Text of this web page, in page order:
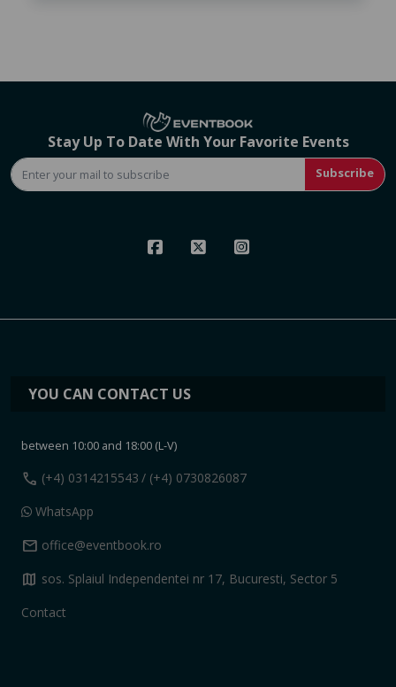
Stay Up To Date With Your Favorite Events
Subscribe
YOU CAN CONTACT US
between 10:00 and 18:00 (L-V)
call (+4) 0314215543 / (+4) 0730826087
WhatsApp
mail office@eventbook.ro
map sos. Splaiul Independentei nr 17, Bucuresti, Sector 5
Contact